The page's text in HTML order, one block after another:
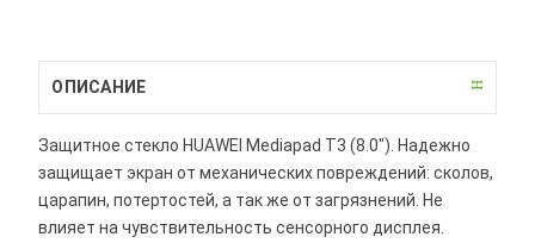
ОПИСАНИЕ
Защитное стекло HUAWEI Mediapad T3 (8.0"). Надежно
защищает экран от механических повреждений: сколов,
царапин, потертостей, а так же от загрязнений. Не
влияет на чувствительность сенсорного дисплея.